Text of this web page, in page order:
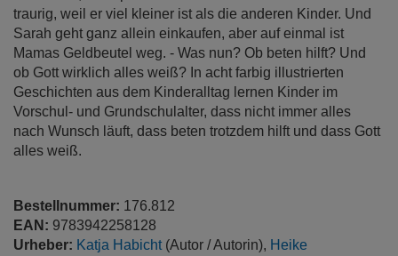
traurig, weil er viel kleiner ist als die anderen Kinder. Und
Sarah geht ganz allein einkaufen, aber auf einmal ist
Mamas Geldbeutel weg. - Was nun? Ob beten hilft? Und
ob Gott wirklich alles weiß? In acht farbig illustrierten
Geschichten aus dem Kinderalltag lernen Kinder im
Vorschul- und Grundschulalter, dass nicht immer alles
nach Wunsch läuft, dass beten trotzdem hilft und dass Gott
alles weiß.
Bestellnummer: 176.812
EAN: 9783942258128
Urheber: Katja Habicht(Autor / Autorin), Heike